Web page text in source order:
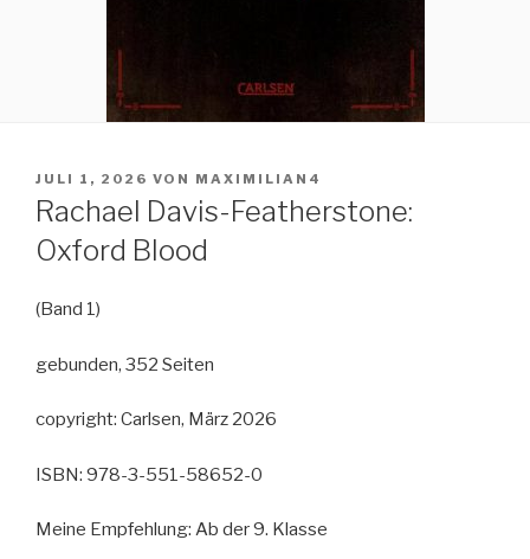
VERÖFFENTLICHT
AM
JULI 1, 2026 VON MAXIMILIAN4
Rachael Davis-Featherstone:
Oxford Blood
(Band 1)
gebunden, 352 Seiten
copyright: Carlsen, März 2026
ISBN: 978-3-551-58652-0
Meine Empfehlung: Ab der 9. Klasse